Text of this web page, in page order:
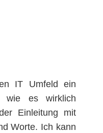
IT Umfeld ein
wie es wirklich
Einleitung mit
Worte. Ich kann